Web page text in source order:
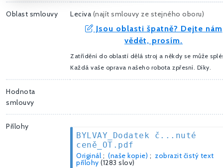
Oblast smlouvy Leciva (najít smlouvy ze stejného oboru)
Jsou oblasti špatně? Dejte nám
vědět, prosím.
Zatřídění do oblastí dělá stroj a někdy se může
Každá vaše oprava našeho robota zpřesní. Díky.
Hodnota
smlouvy
Přílohy
BYLVAY_Dodatek č...nuté
ceně_OT.pdf
Originál ; (naše kopie) ; zobrazit čistý text
přílohy (1283 slov)